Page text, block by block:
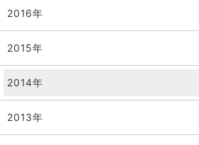
2016年
2015年
2014年
2013年